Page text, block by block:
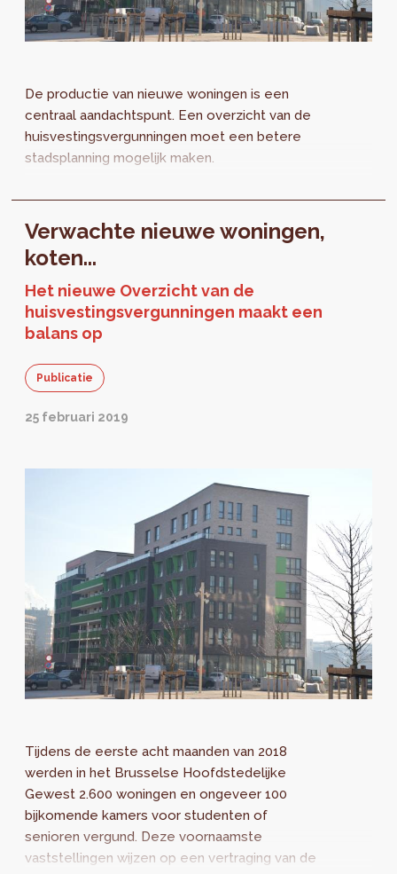
De productie van nieuwe woningen is een
centraal aandachtspunt. Een overzicht van de
huisvestingsvergunningen moet een betere
stadsplanning mogelijk maken.
Verwachte nieuwe woningen,
koten...
Het nieuwe Overzicht van de
huisvestingsvergunningen maakt een
balans op
Publicatie
25 februari 2019
Tijdens de eerste acht maanden van 2018
werden in het Brusselse Hoofdstedelijke
Gewest 2.600 woningen en ongeveer 100
bijkomende kamers voor studenten of
senioren vergund. Deze voornaamste
vaststellingen wijzen op een vertraging van de